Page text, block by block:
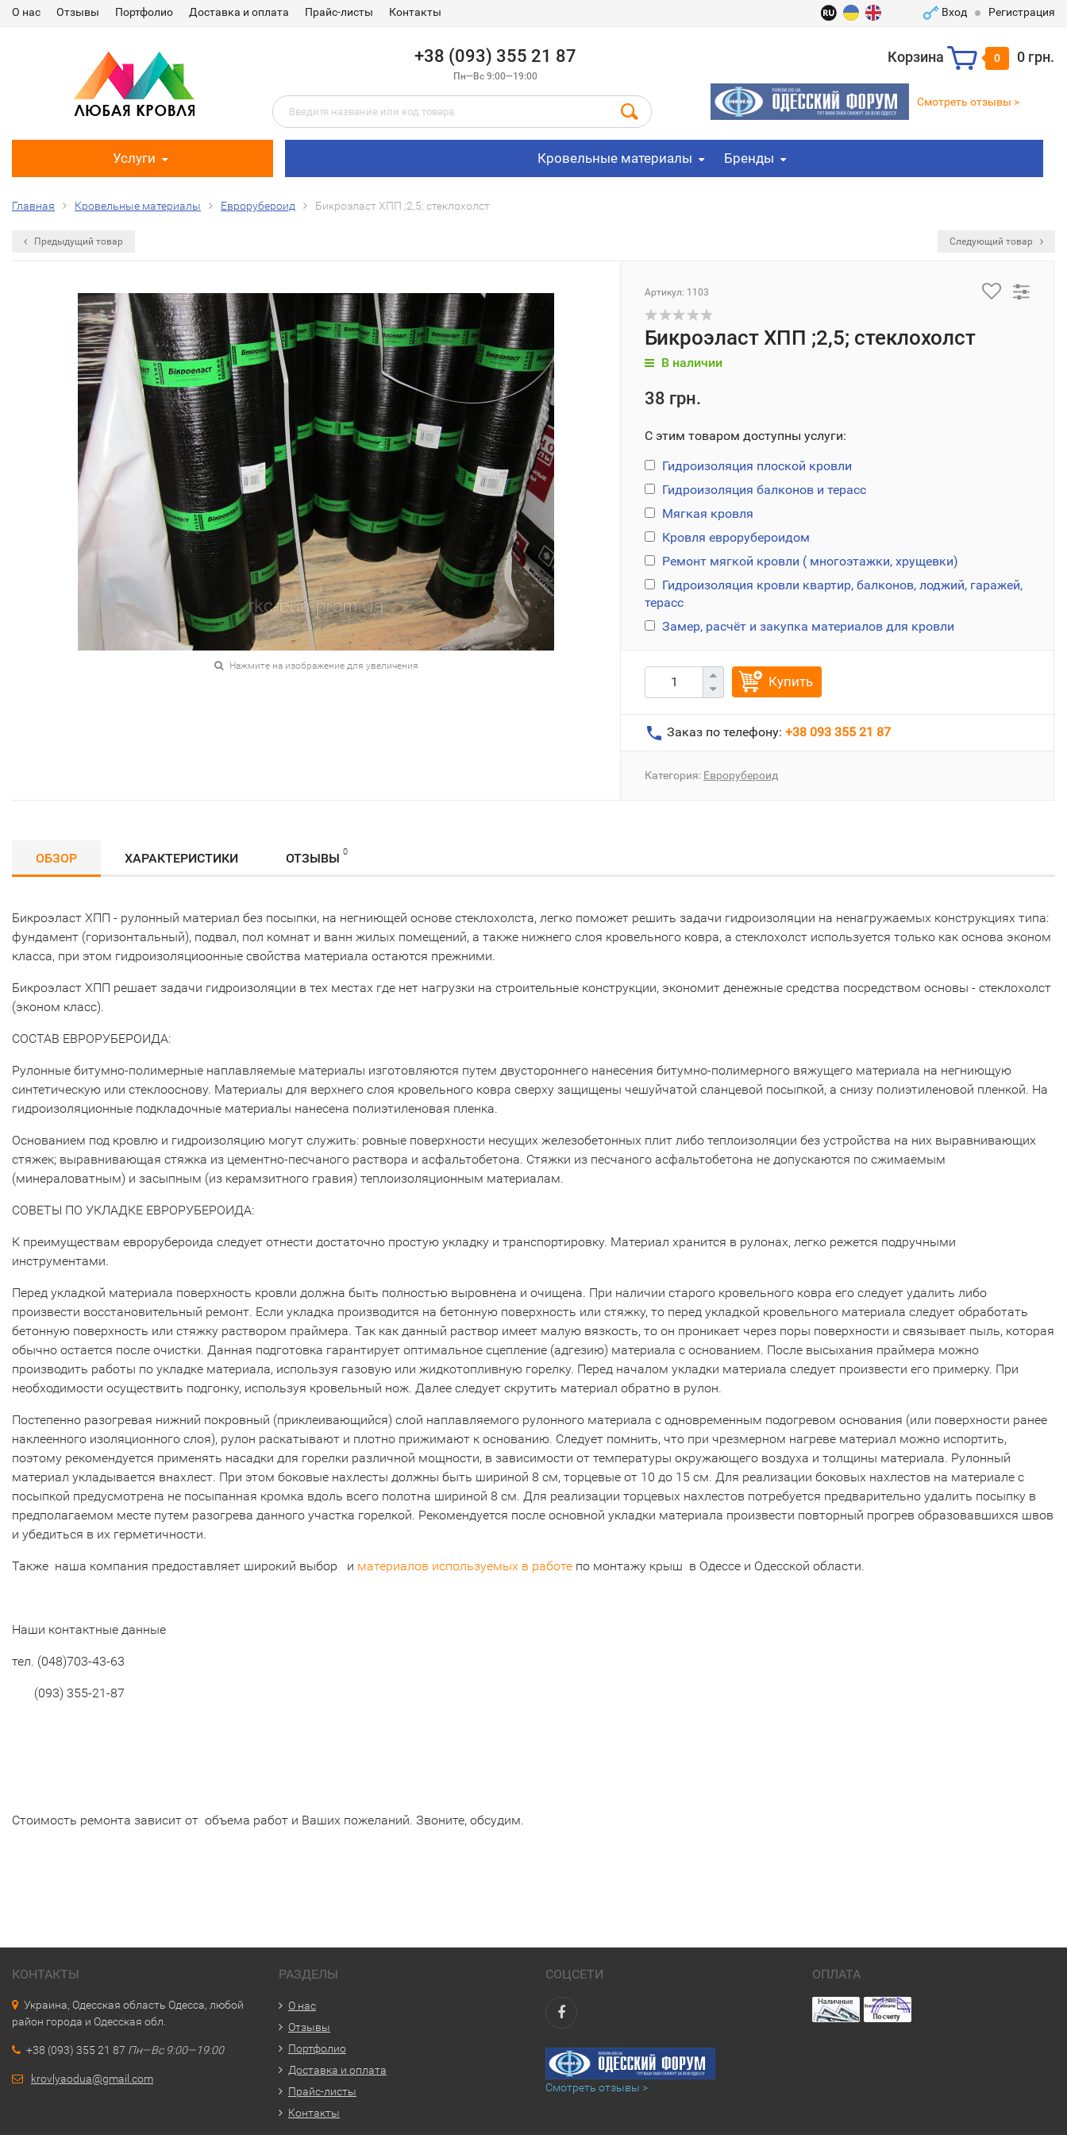
О нас Отзывы Портфолио Доставка и оплата Прайс-листы Контакты Вход Регистрация
+38 (093) 355 21 87
Пн—Вс 9:00—19:00
Корзина 0 0 грн.
Смотреть отзывы >
Услуги Кровельные материалы Бренды
Главная Кровельные материалы Еврорубероид Бикроэласт ХПП ;2,5; стеклохолст
Предыдущий товар Следующий товар
Нажмите на изображение для увеличения
Артикул: 1103
Бикроэласт ХПП ;2,5; стеклохолст
В наличии
38 грн.
С этим товаром доступны услуги:
Гидроизоляция плоской кровли
Гидроизоляция балконов и терасс
Мягкая кровля
Кровля еврорубероидом
Ремонт мягкой кровли ( многоэтажки, хрущевки)
Гидроизоляция кровли квартир, балконов, лоджий, гаражей,
терасс
Замер, расчёт и закупка материалов для кровли
Купить
Заказ по телефону: +38 093 355 21 87
Категория: Еврорубероид
ОБЗОР ХАРАКТЕРИСТИКИ ОТЗЫВЫ 0
Бикроэласт ХПП - рулонный материал без посыпки, на негниющей основе стеклохолста, легко поможет решить задачи гидроизоляции на ненагружаемых конструкциях типа:
фундамент (горизонтальный), подвал, пол комнат и ванн жилых помещений, а также нижнего слоя кровельного ковра, а стеклохолст используется только как основа эконом
класса, при этом гидроизоляциоонные свойства материала остаются прежними.
Бикроэласт ХПП решает задачи гидроизоляции в тех местах где нет нагрузки на строительные конструкции, экономит денежные средства посредством основы - стеклохолст
(эконом класс).
СОСТАВ ЕВРОРУБЕРОИДА:
Рулонные битумно-полимерные наплавляемые материалы изготовляются путем двустороннего нанесения битумно-полимерного вяжущего материала на негниющую
синтетическую или стеклооснову. Материалы для верхнего слоя кровельного ковра сверху защищены чешуйчатой сланцевой посыпкой, а снизу полиэтиленовой пленкой. На
гидроизоляционные подкладочные материалы нанесена полиэтиленовая пленка.
Основанием под кровлю и гидроизоляцию могут служить: ровные поверхности несущих железобетонных плит либо теплоизоляции без устройства на них выравнивающих
стяжек; выравнивающая стяжка из цементно-песчаного раствора и асфальтобетона. Стяжки из песчаного асфальтобетона не допускаются по сжимаемым
(минераловатным) и засыпным (из керамзитного гравия) теплоизоляционным материалам.
СОВЕТЫ ПО УКЛАДКЕ ЕВРОРУБЕРОИДА:
К преимуществам еврорубероида следует отнести достаточно простую укладку и транспортировку. Материал хранится в рулонах, легко режется подручными
инструментами.
Перед укладкой материала поверхность кровли должна быть полностью выровнена и очищена. При наличии старого кровельного ковра его следует удалить либо
произвести восстановительный ремонт. Если укладка производится на бетонную поверхность или стяжку, то перед укладкой кровельного материала следует обработать
бетонную поверхность или стяжку раствором праймера. Так как данный раствор имеет малую вязкость, то он проникает через поры поверхности и связывает пыль, которая
обычно остается после очистки. Данная подготовка гарантирует оптимальное сцепление (адгезию) материала с основанием. После высыхания праймера можно
производить работы по укладке материала, используя газовую или жидкотопливную горелку. Перед началом укладки материала следует произвести его примерку. При
необходимости осуществить подгонку, используя кровельный нож. Далее следует скрутить материал обратно в рулон.
Постепенно разогревая нижний покровный (приклеивающийся) слой наплавляемого рулонного материала с одновременным подогревом основания (или поверхности ранее
наклеенного изоляционного слоя), рулон раскатывают и плотно прижимают к основанию. Следует помнить, что при чрезмерном нагреве материал можно испортить,
поэтому рекомендуется применять насадки для горелки различной мощности, в зависимости от температуры окружающего воздуха и толщины материала. Рулонный
материал укладывается внахлест. При этом боковые нахлесты должны быть шириной 8 см, торцевые от 10 до 15 см. Для реализации боковых нахлестов на материале с
посыпкой предусмотрена не посыпанная кромка вдоль всего полотна шириной 8 см. Для реализации торцевых нахлестов потребуется предварительно удалить посыпку в
предполагаемом месте путем разогрева данного участка горелкой. Рекомендуется после основной укладки материала произвести повторный прогрев образовавшихся швов
и убедиться в их герметичности.
Также наша компания предоставляет широкий выбор и материалов используемых в работе по монтажу крыш в Одессе и Одесской области.
Наши контактные данные
тел. (048)703-43-63
(093) 355-21-87
Стоимость ремонта зависит от объема работ и Ваших пожеланий. Звоните, обсудим.
КОНТАКТЫ
Украина, Одесская область Одесса, любой
район города и Одесская обл.
+38 (093) 355 21 87 Пн—Вс 9:00—19:00
krovlyaodua@gmail.com
РАЗДЕЛЫ
О нас
Отзывы
Портфолио
Доставка и оплата
Прайс-листы
Контакты
СОЦСЕТИ
Смотреть отзывы >
ОПЛАТА